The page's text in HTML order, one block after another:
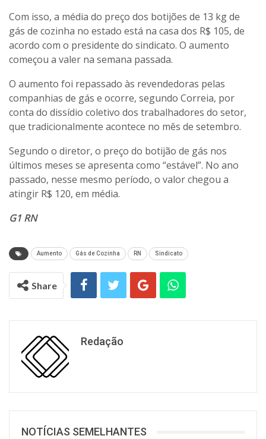
Com isso, a média do preço dos botijões de 13 kg de
gás de cozinha no estado está na casa dos R$ 105, de
acordo com o presidente do sindicato. O aumento
começou a valer na semana passada.
O aumento foi repassado às revendedoras pelas
companhias de gás e ocorre, segundo Correia, por
conta do dissídio coletivo dos trabalhadores do setor,
que tradicionalmente acontece no mês de setembro.
Segundo o diretor, o preço do botijão de gás nos
últimos meses se apresenta como “estável”. No ano
passado, nesse mesmo período, o valor chegou a
atingir R$ 120, em média.
G1 RN
Aumento Gás de Cozinha RN Sindicato
Share
Redação
NOTÍCIAS SEMELHANTES